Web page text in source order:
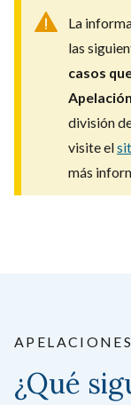
La
las
casos
Apelación
división
visite el
más
APELACIONES
¿Qué